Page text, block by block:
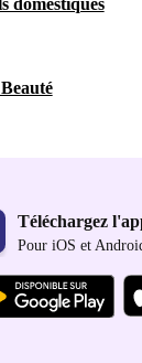
domestiques
Téléchargez
Pour iOS et